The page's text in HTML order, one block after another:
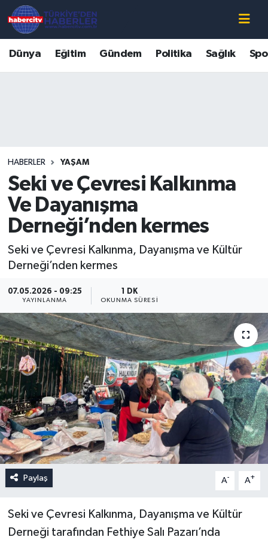
Dünya Eğitim Gündem Politika Sağlık
HABERLER YAŞAM
Seki ve Çevresi Kalkınma
Ve Dayanışma
Derneği’nden kermes
Seki ve Çevresi Kalkınma, Dayanışma ve Kültür
Derneği’nden kermes
07.05.2026 - 09:25
YAYINLANMA
1 DK
OKUNMA SÜRESI
Paylaş A- A+
Seki ve Çevresi Kalkınma, Dayanışma ve Kültür
Derneği tarafından Fethiye Salı Pazarı’nda
Süper Lig Puan Durumu ve Fikstür
Tüm Manşetler
Son Dakika Haberleri
Haber Arşivi